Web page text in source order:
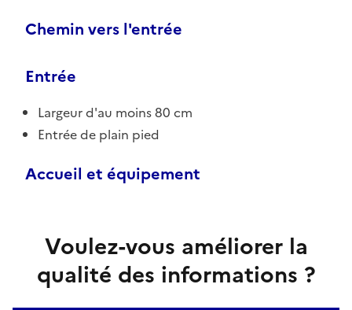
Chemin vers l'entrée
Entrée
Largeur d'au moins 80 cm
Entrée de plain pied
Accueil et équipement
Voulez-vous améliorer la
qualité des informations ?